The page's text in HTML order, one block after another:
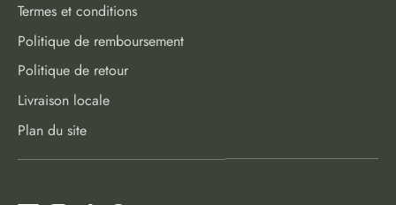
Termes et conditions
Politique de remboursement
Politique de retour
Livraison locale
Plan du site